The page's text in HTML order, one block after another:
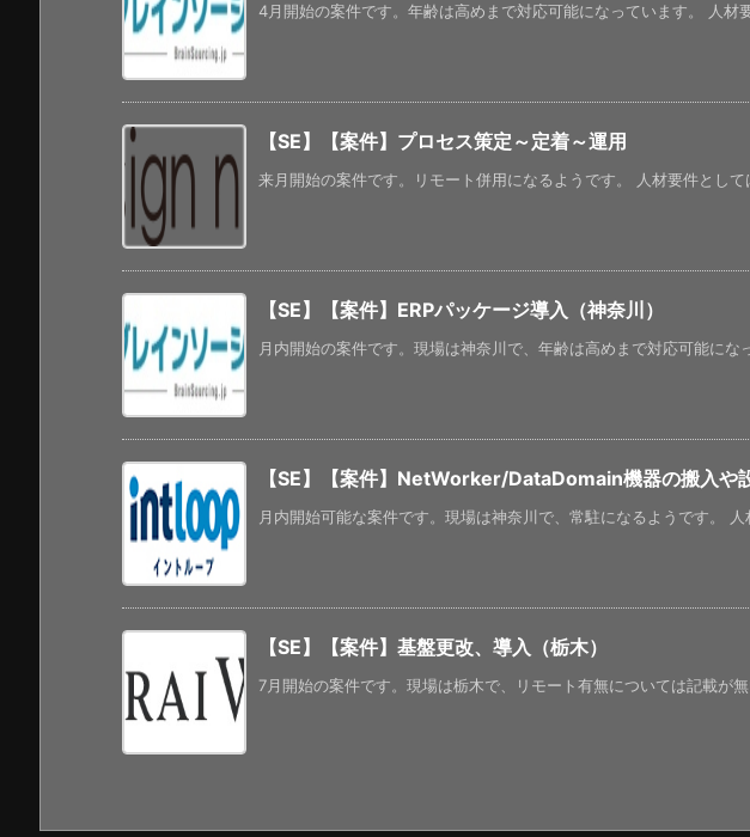
4月開始の案件です。年齢は高めまで対応可能になっています。 人材
【SE】【案件】プロセス策定～定着～運用
来月開始の案件です。リモート併用になるようです。 人材要件とし
【SE】【案件】ERPパッケージ導入（神奈川）
月内開始の案件です。現場は神奈川で、年齢は高めまで対応可能にな
【SE】【案件】NetWorker/DataDomain機器の搬入や
月内開始可能な案件です。現場は神奈川で、常駐になるようです。
【SE】【案件】基盤更改、導入（栃木）
7月開始の案件です。現場は栃木で、リモート有無については記載が